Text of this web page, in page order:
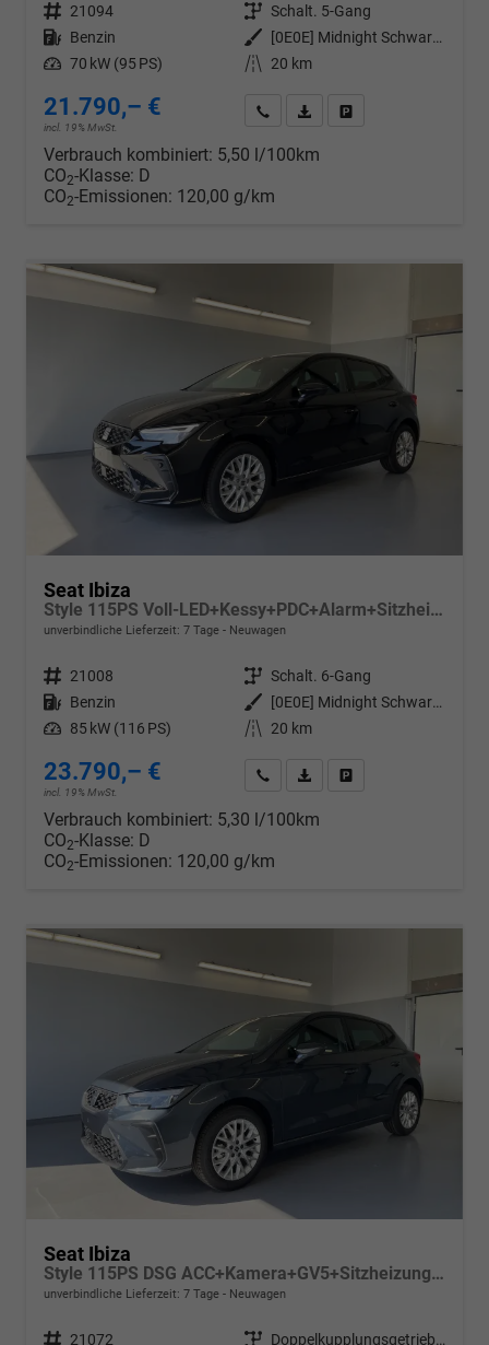
Fahrzeugnr. 21094 Getriebe Schalt. 5-Gang
Kraftstoff Benzin Außenfarbe
[0E0E] Midnight Schwarz Metallic
Leistung 70 kW (95 PS) Kilometerstand 20 km
21.790,– €
incl. 19% MwSt.
Wir rufen Sie anPDF-Datei, Fahrzeugexposé
Verbrauch kombiniert: 5,50 l/100km
CO2-Klasse: D
CO2-Emissionen: 120,00 g/km
Seat Ibiza
Style 115PS Voll-LED+Kessy+PDC+Alarm+Sitzheizung+Kamera+GV5
unverbindliche Lieferzeit: 7 Tage Neuwagen
Fahrzeugnr. 21008 Getriebe Schalt. 6-Gang
Kraftstoff Benzin Außenfarbe
[0E0E] Midnight Schwarz Metallic
Leistung 85 kW (116 PS) Kilometerstand 20 km
23.790,– €
incl. 19% MwSt.
Wir rufen Sie anPDF-Datei, Fahrzeugexposé
Verbrauch kombiniert: 5,30 l/100km
CO2-Klasse: D
CO2-Emissionen: 120,00 g/km
Seat Ibiza
Style 115PS DSG ACC+Kamera+GV5+Sitzheizung+App-Connect
unverbindliche Lieferzeit: 7 Tage Neuwagen
Fahrzeugnr. 21072 Getriebe
Doppelkupplungsgetriebe (DSG)